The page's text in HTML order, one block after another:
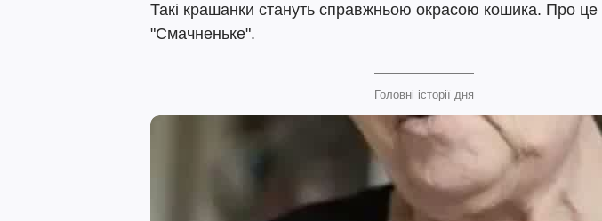
Такі крашанки стануть справжньою окрасою кошика. Про це
"Смачненьке".
Головні історії дня